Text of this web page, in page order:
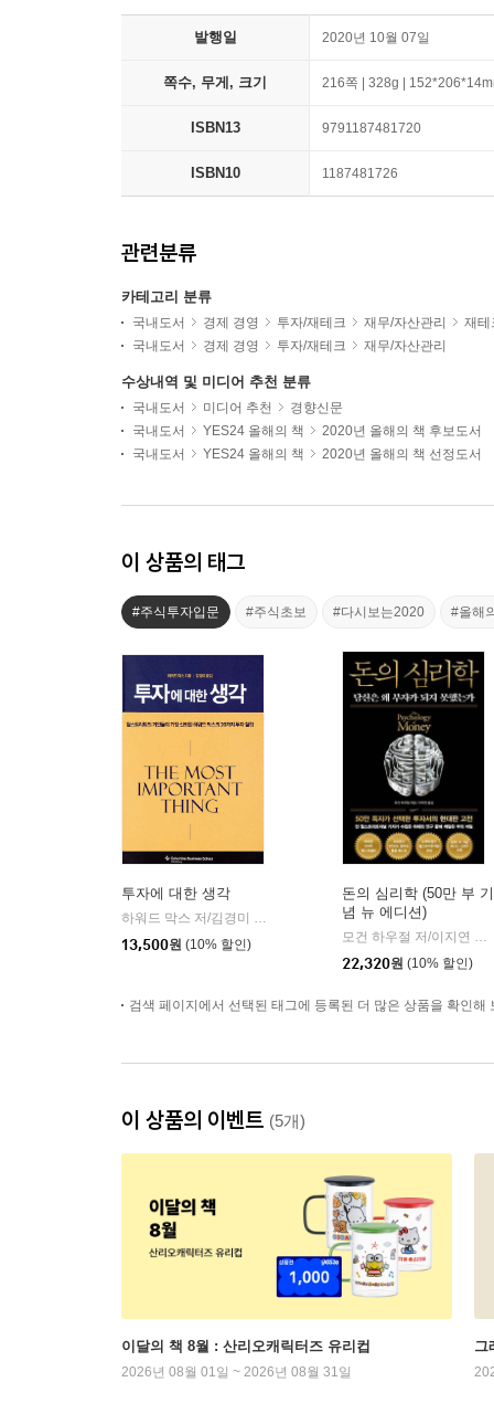
발행일 2020년 10월 07일
쪽수, 무게, 크기 216쪽 | 328g |
ISBN13 9791187481720
ISBN10 1187481726
관련분류
카테고리 분류
국내도서 경제 경영 투자/재테크 재무/자산관리
재테
국내도서
경제 경영 투자/재테크 재무/자산관리
수상내역 및 미디어 추천 분류
국내도서 미디어 추천
경향신문
국내도서
YES24 올해의 책
2020년 올해의 책 후보도서
국내도서
YES24 올해의 책 2020년 올해의 책 선정도서
이 상품의 태그
#주식투자입문 #주식초보 #다시보는2020 #올해
투자에 대한 생각
하워드 막스 저/김경미 역
13,500원 (10% 할인)
돈의 심리학 (50만 부 기
념 뉴 에디션)
모건 하우절 저/이지연 역
22,320원 (10% 할인)
검색 페이지에서 선택된 태그에 등록된 더 많은 상품을 확인해
이 상품의 이벤트 (5개)
이달의 책 8월 : 산리오캐릭터즈 유리컵
2026년 08월 01일 ~ 2026년 08월 31일
그